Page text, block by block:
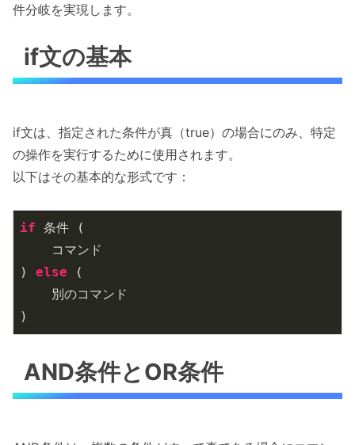
件分岐を実現します。
if文の基本
if文は、指定された条件が真（true）の場合にのみ、特定
の操作を実行するために使用されます。
以下はその基本的な形式です：
if 条件 (
    コマンド
) else (
    別のコマンド
)
AND条件とOR条件